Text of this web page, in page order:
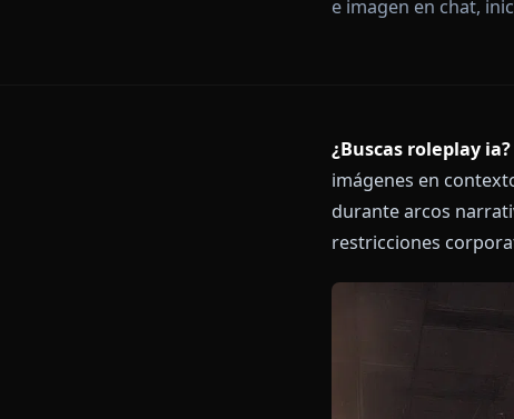
Roleplay IA
¿Buscas
imágenes en
restricciones